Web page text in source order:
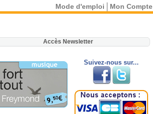
Mode d'emploi Mon Compte
Accès Newsletter
Suivez-nous sur...